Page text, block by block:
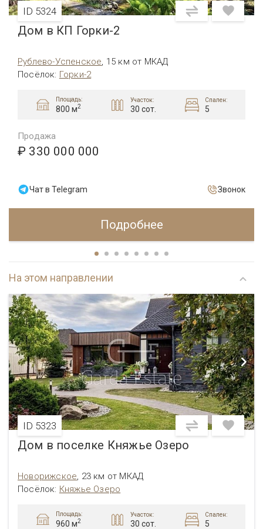
ID 5324
Дом в КП Горки-2
Рублево-Успенское, 15 км от МКАД
Посёлок: Горки-2
Площадь:
800 м2
Участок:
30 сот.
Спален:
5
Продажа
₽ 330 000 000
Чат в Telegram Звонок
Подробнее
На этом направлении
ID 5323
Дом в поселке Княжье Озеро
Новорижское, 23 км от МКАД
Посёлок: Княжье Озеро
Площадь:
960 м2
Участок:
30 сот.
Спален:
5